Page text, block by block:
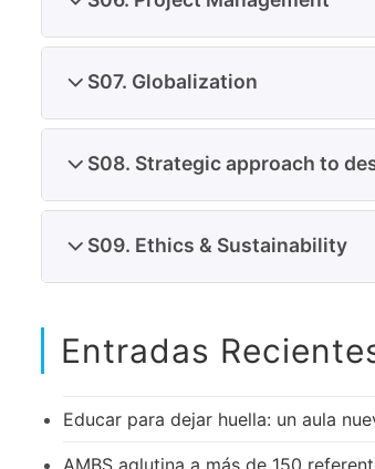
S07. Globalization
S08. Strategic approach to
S09. Ethics & Sustainability
Entradas
Educar para dejar huella: un aula
AMBS aglutina a más de 150